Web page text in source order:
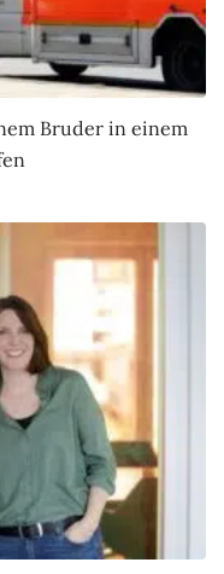
Bruder in einem